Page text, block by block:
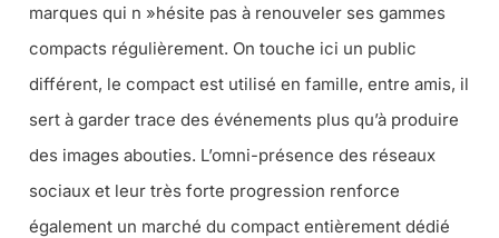
marques qui n »hésite pas à renouveler ses gammes
compacts régulièrement. On touche ici un public
différent, le compact est utilisé en famille, entre amis, il
sert à garder trace des événements plus qu’à produire
des images abouties. L’omni-présence des réseaux
sociaux et leur très forte progression renforce
également un marché du compact entièrement dédié